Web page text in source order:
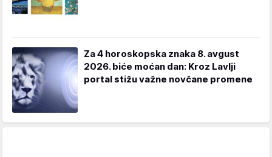
Za 4 horoskopska znaka 8. avgust
2026. biće moćan dan: Kroz Lavlji
portal stižu važne novčane promene